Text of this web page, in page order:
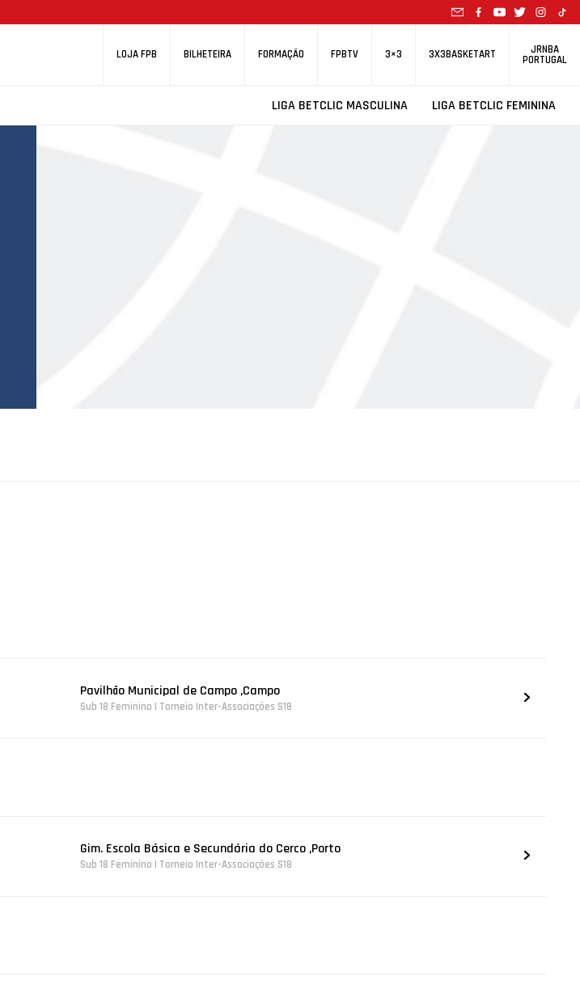
LOJA FPB BILHETEIRA FORMAÇÃO FPBTV 3×3 3X3BASKETART JRNBA
PORTUGAL
LIGA BETCLIC MASCULINA LIGA BETCLIC FEMININA
Pavilhão Municipal de Campo ,Campo
Sub 18 Feminino | Torneio Inter-Associações S18
Gim. Escola Básica e Secundária do Cerco ,Porto
Sub 18 Feminino | Torneio Inter-Associações S18